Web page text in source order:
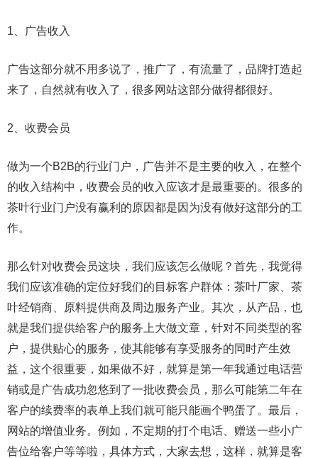
1、广告收入
广告这部分就不用多说了，推广了，有流量了，品牌打造起
来了，自然就有收入了，很多网站这部分做得都很好。
2、收费会员
做为一个B2B的行业门户，广告并不是主要的收入，在整个
的收入结构中，收费会员的收入应该才是最重要的。很多的
茶叶行业门户没有赢利的原因都是因为没有做好这部分的工
作。
那么针对收费会员这块，我们应该怎么做呢？首先，我觉得
我们应该准确的定位好我们的目标客户群体：茶叶厂家、茶
叶经销商、原料提供商及周边服务产业。其次，从产品，也
就是我们提供给客户的服务上大做文章，针对不同类型的客
户，提供贴心的服务，使其能够有享受服务的同时产生效
益，这个很重要，如果做不好，就算是第一年我通过电话营
销或是广告成功忽悠到了一批收费会员，那么可能第二年在
客户的续费率的表单上我们就可能只能画个鸭蛋了。最后，
网站的增值业务。例如，不定期的打个电话、赠送一些小广
告位给客户等等啦，具体方式，大家去想，这样，就算是客